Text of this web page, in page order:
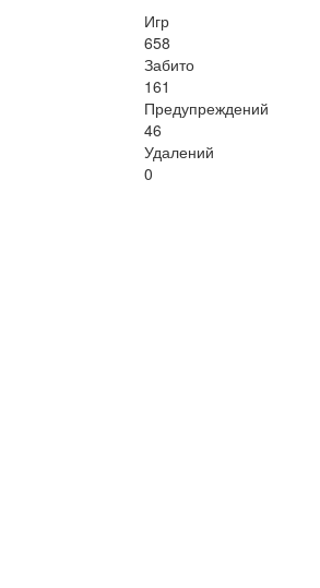
Игр
658
Забито
161
Предупреждений
46
Удалений
0